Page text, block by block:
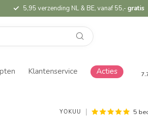
5,95 verzending NL & BE, vanaf 55,- gratis
Klantenservice Acties
YOKUU 5